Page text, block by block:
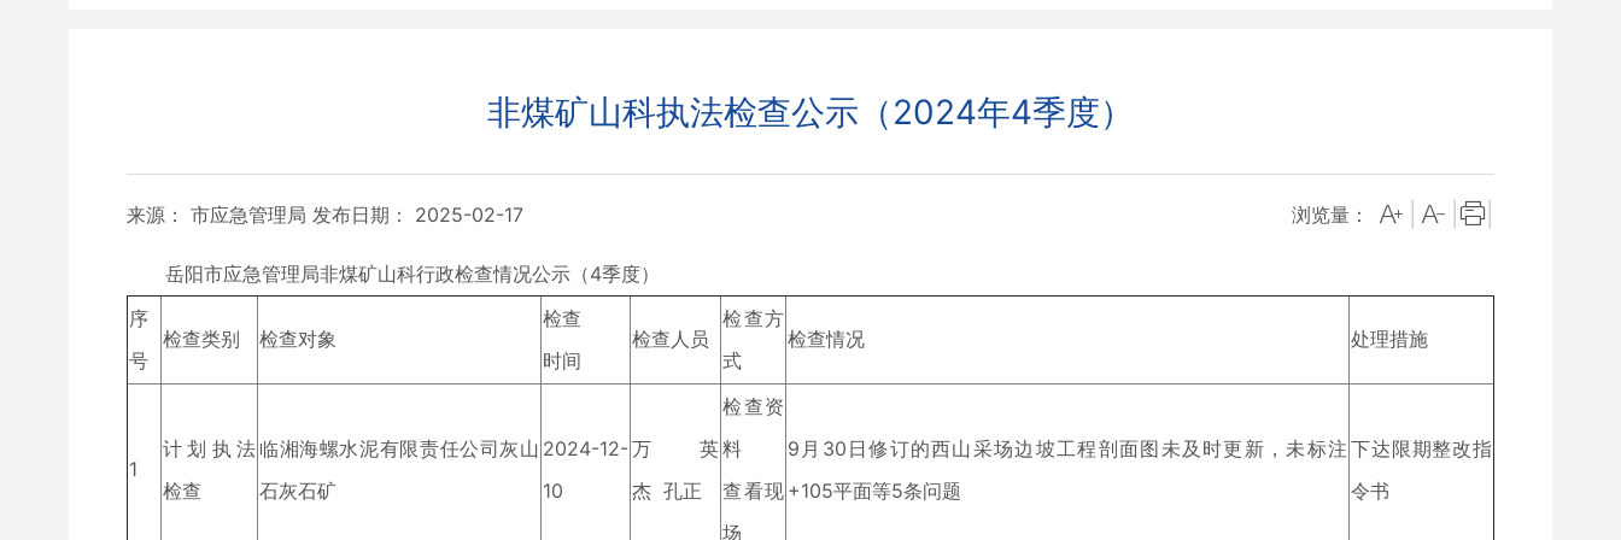
非煤矿山科执法检查公示（2024年4季度）
来源： 市应急管理局 发布日期： 2025-02-17 浏览量：
岳阳市应急管理局非煤矿山科行政检查情况公示（4季度）
序
号
检查类别 检查对象
检查
时间
检查人员
检查方
式
检查情况 处理措施
1
计划执法
检查
临湘海螺水泥有限责任公司灰山
石灰石矿
2024-12-
10
万英
杰 孔正
检查资
料
查看现
场
9月30日修订的西山采场边坡工程剖面图未及时更新，未标注
+105平面等5条问题
下达限期整改指
令书